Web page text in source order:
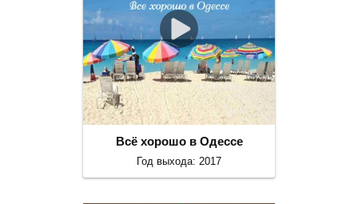
Всё хорошо в Одессе
Год выхода: 2017